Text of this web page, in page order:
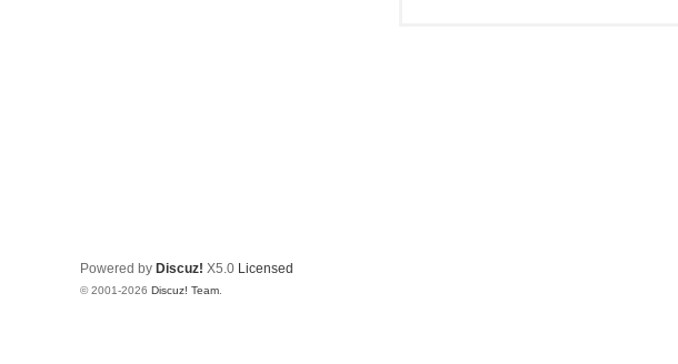
Powered by Discuz! X5.0 Licensed
© 2001-2026 Discuz! Team